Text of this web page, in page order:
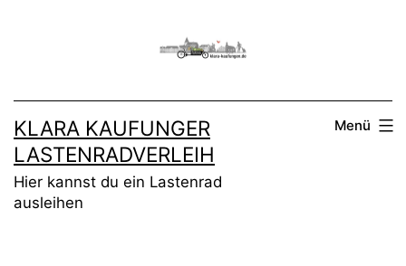
KLARA KAUFUNGER
LASTENRADVERLEIH
Hier kannst du ein Lastenrad
ausleihen
Menü